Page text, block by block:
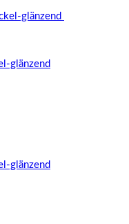
glänzend
glänzend